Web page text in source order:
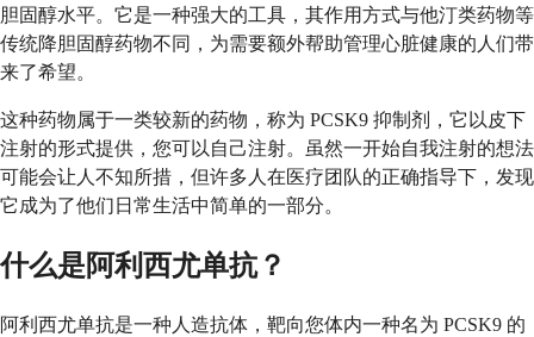
胆固醇水平。它是一种强大的工具，其作用方式与他汀类药物等
传统降胆固醇药物不同，为需要额外帮助管理心脏健康的人们带
来了希望。
这种药物属于一类较新的药物，称为 PCSK9 抑制剂，它以皮下
注射的形式提供，您可以自己注射。虽然一开始自我注射的想法
可能会让人不知所措，但许多人在医疗团队的正确指导下，发现
它成为了他们日常生活中简单的一部分。
什么是阿利西尤单抗？
阿利西尤单抗是一种人造抗体，靶向您体内一种名为 PCSK9 的